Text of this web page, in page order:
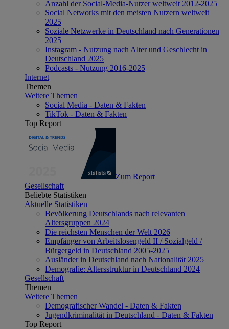
Anzahl der Social-Media-Nutzer weltweit 2012-2025
Social Networks mit den meisten Nutzern weltweit
2025
Soziale Netzwerke in Deutschland nach Generationen
2025
Instagram - Nutzung nach Alter und Geschlecht in
Deutschland 2025
Podcasts - Nutzung 2016-2025
Internet
Themen
Weitere Themen
Social Media - Daten & Fakten
TikTok - Daten & Fakten
Top Report
Zum Report
Gesellschaft
Beliebte Statistiken
Aktuelle Statistiken
Bevölkerung Deutschlands nach relevanten
Altersgruppen 2024
Die reichsten Menschen der Welt 2026
Empfänger von Arbeitslosengeld II / Sozialgeld /
Bürgergeld in Deutschland 2005-2025
Ausländer in Deutschland nach Nationalität 2025
Demografie: Altersstruktur in Deutschland 2024
Gesellschaft
Themen
Weitere Themen
Demografischer Wandel - Daten & Fakten
Jugendkriminalität in Deutschland - Daten & Fakten
Top Report